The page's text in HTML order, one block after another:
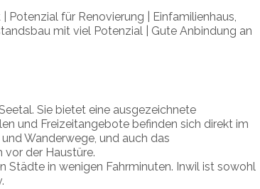
| Potenzial für Renovierung | Einfamilienhaus,
mit viel Potenzial | Gute Anbindung an
Sie bietet eine ausgezeichnete
und Freizeitangebote befinden sich direkt im
Wanderwege, und auch das
der Haustüre.
Städte in wenigen Fahrminuten. Inwil ist sowohl